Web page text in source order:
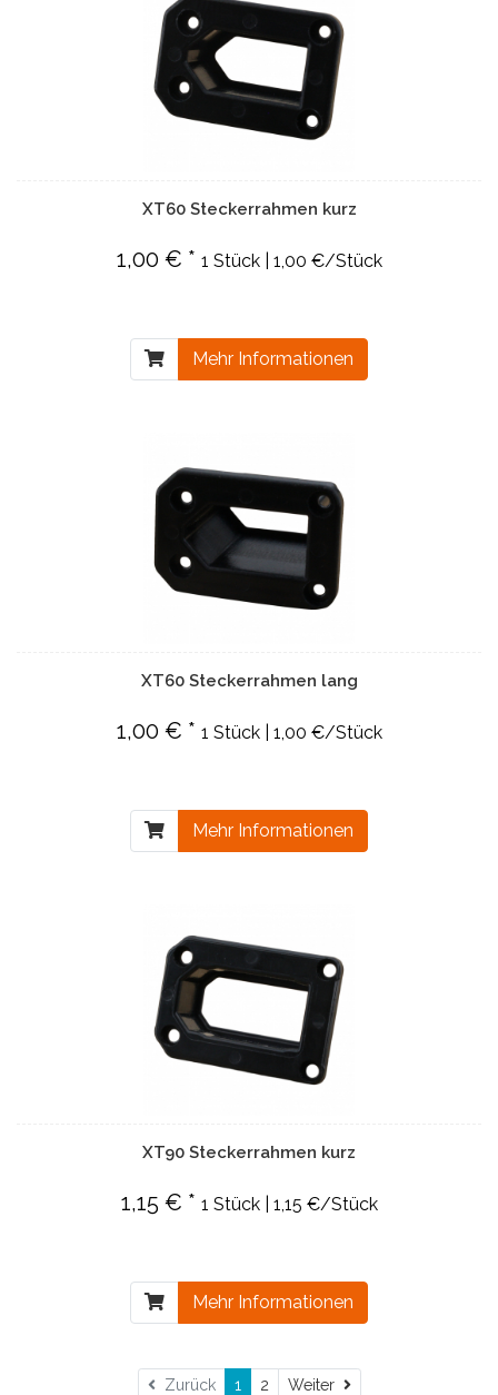
XT60 Steckerrahmen kurz
1,00 € * 1 Stück | 1,00 €/Stück
Mehr Informationen
XT60 Steckerrahmen lang
1,00 € * 1 Stück | 1,00 €/Stück
Mehr Informationen
XT90 Steckerrahmen kurz
1,15 € * 1 Stück | 1,15 €/Stück
Mehr Informationen
Zurück 1 2 Weiter Weiter